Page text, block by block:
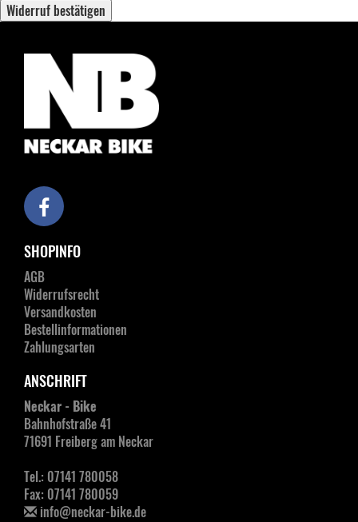
Widerruf bestätigen
SHOPINFO
AGB
Widerrufsrecht
Versandkosten
Bestellinformationen
Zahlungsarten
ANSCHRIFT
Neckar - Bike
Bahnhofstraße 41
71691 Freiberg am Neckar
Tel.: 07141 780058
Fax: 07141 780059
info@neckar-bike.de